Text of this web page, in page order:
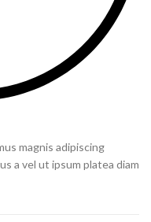
magnis adipiscing
a vel ut ipsum platea diam